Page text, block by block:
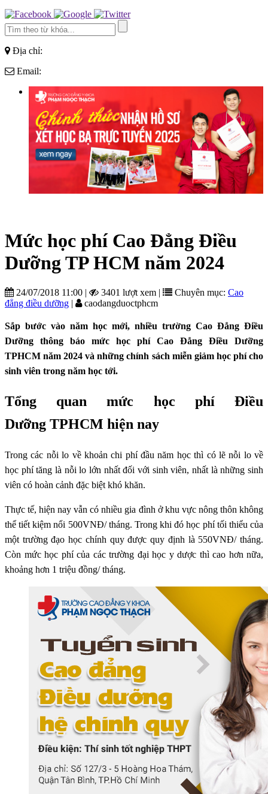
Địa chỉ:
Email:
Mức học phí Cao Đẳng Điều
Dưỡng TP HCM năm 2024
24/07/2018 11:00 | 3401 lượt xem | Chuyên mục: Cao
đẳng điều dưỡng | caodangduoctphcm
Sắp bước vào năm học mới, nhiều trường Cao Đẳng Điều
Dưỡng thông báo mức học phí Cao Đẳng Điều Dưỡng
TPHCM năm 2024 và những chính sách miễn giảm học phí cho
sinh viên trong năm học tới.
Tổng quan mức học phí Điều
Dưỡng TPHCM hiện nay
Trong các nỗi lo về khoản chi phí đầu năm học thì có lẽ nỗi lo về
học phí tăng là nỗi lo lớn nhất đối với sinh viên, nhất là những sinh
viên có hoàn cảnh đặc biệt khó khăn.
Thực tế, hiện nay vẫn có nhiều gia đình ở khu vực nông thôn không
thể tiết kiệm nổi 500VNĐ/ tháng. Trong khi đó học phí tối thiểu của
một trường đạo học chính quy được quy định là 550VNĐ/ tháng.
Còn mức học phí của các trường đại học y dược thì cao hơn nữa,
khoảng hơn 1 triệu đồng/ tháng.